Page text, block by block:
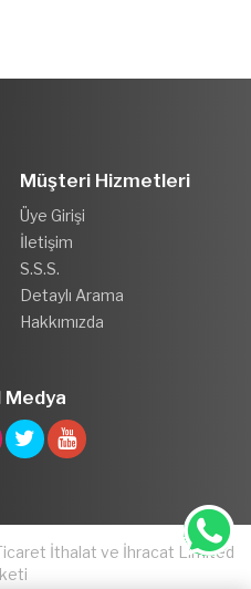
Müşteri Hizmetleri
Üye Girişi
İletişim
S.S.S.
Detaylı Arama
Hakkımızda
Medya
İthalat ve İhracat Limited